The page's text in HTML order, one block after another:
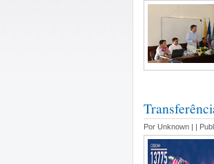
Por Unknown | |